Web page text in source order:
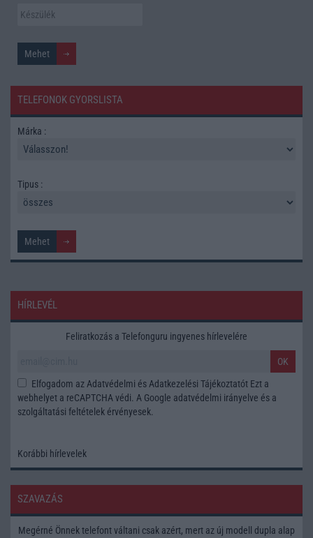
TELEFONOK GYORSLISTA
Márka :
Tipus :
HÍRLEVÉL
Feliratkozás a Telefonguru ingyenes hírlevelére
OK
Elfogadom az Adatvédelmi és Adatkezelési Tájékoztatót Ezt a
webhelyet a reCAPTCHA védi. A Google adatvédelmi irányelve és a
szolgáltatási feltételek érvényesek.
Korábbi hírlevelek
SZAVAZÁS
Megérné Önnek telefont váltani csak azért, mert az új modell dupla alap